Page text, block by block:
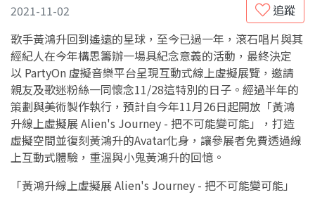
追蹤
2021-11-02
歌手黃鴻升回到遙遠的星球，至今已過一年，滾石唱片與其
經紀人在今年構思籌辦一場具紀念意義的活動，最終決定
以 PartyOn 虛擬音樂平台呈現互動式線上虛擬展覽，邀請
親友及歌迷粉絲一同懷念11/28這特別的日子。經過半年的
策劃與美術製作執行，預計自今年11月26日起開放「黃鴻
升線上虛擬展 Alien's Journey - 把不可能變可能」，打造
虛擬空間並復刻黃鴻升的Avatar化身，讓參展者免費透過線
上互動式體驗，重溫與小鬼黃鴻升的回憶。
「黃鴻升線上虛擬展 Alien's Journey - 把不可能變可能」